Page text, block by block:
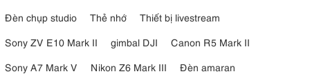
Đèn chụp studio
Thẻ nhớ
Thiết bị livestream
Sony ZV E10 Mark II
gimbal DJI
Canon R5 Mark II
Sony A7 Mark V
Nikon Z6 Mark III
Đèn amaran